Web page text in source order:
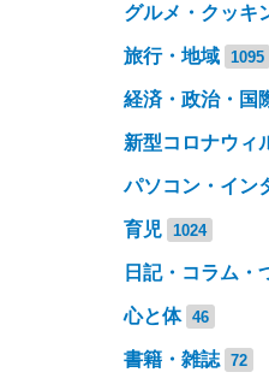
グルメ・クッキ
旅行・地域 1095
経済・政治・国
新型コロナウィ
パソコン・イン
育児 1024
日記・コラム・
心と体 46
書籍・雑誌 72